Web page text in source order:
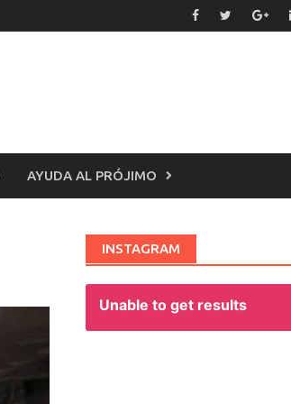
AYUDA AL PRÓJIMO
INSTAGRAM
Unable to get results